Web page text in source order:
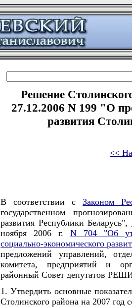
Решение
27.12.2006 N 199 "О
развития
<<
В соответствии с Законом
государственном
развития Республики Беларусь",
ноября 2006 г. N 704 "Об
социально-экономического
предложений управлений,
комитета, предприятий и
районный Совет депутатов
1. Утвердить основные
Столинского района на 2007 год